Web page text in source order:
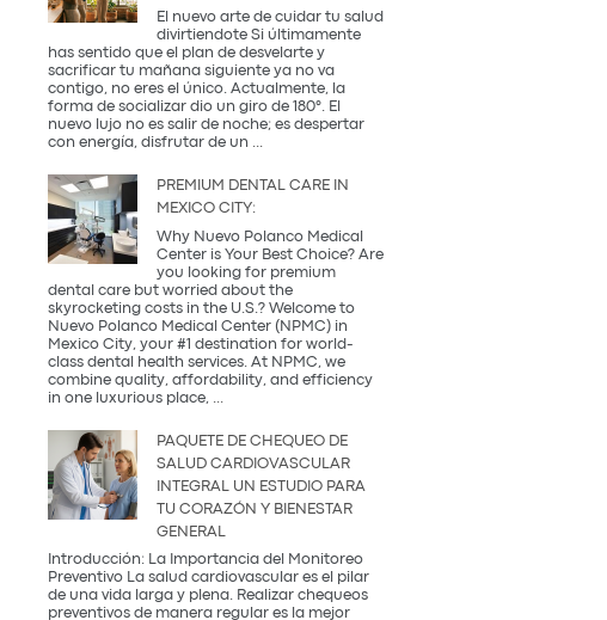
la
Tradición
Coreana
El nuevo arte de cuidar tu salud
divirtiendote Si últimamente
has sentido que el plan de desvelarte y
sacrificar tu mañana siguiente ya no va
contigo, no eres el único. Actualmente, la
forma de socializar dio un giro de 180°. El
nuevo lujo no es salir de noche; es despertar
con energía, disfrutar de un ...
una
Descubre
la
tendencia
más
saludable
del
2026
PREMIUM DENTAL CARE IN
MEXICO CITY:
Why Nuevo Polanco Medical
Center is Your Best Choice? Are
you looking for premium
dental care but worried about the
skyrocketing costs in the U.S.? Welcome to
Nuevo Polanco Medical Center (NPMC) in
Mexico City, your #1 destination for world-
class dental health services. At NPMC, we
combine quality, affordability, and efficiency
in one luxurious place,
Care
Mexico
City:
PAQUETE DE CHEQUEO DE
SALUD CARDIOVASCULAR
INTEGRAL UN ESTUDIO PARA
TU CORAZÓN Y BIENESTAR
GENERAL
Introducción: La Importancia del Monitoreo
Preventivo La salud cardiovascular es el pilar
de una vida larga y plena. Realizar chequeos
preventivos de manera regular es la mejor